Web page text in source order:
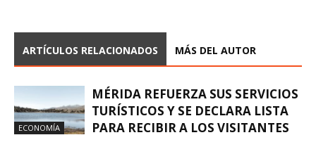
ARTÍCULOS RELACIONADOS MÁS DEL AUTOR
ECONOMÍA
MÉRIDA REFUERZA SUS SERVICIOS
TURÍSTICOS Y SE DECLARA LISTA
PARA RECIBIR A LOS VISITANTES